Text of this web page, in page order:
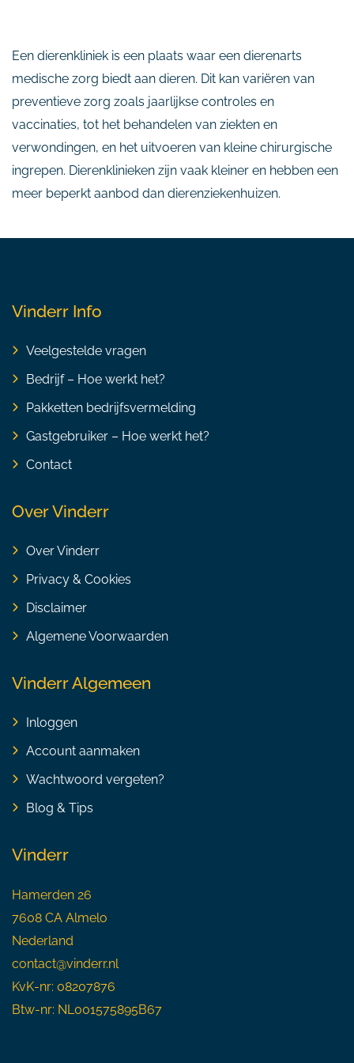
Een dierenkliniek is een plaats waar een dierenarts
medische zorg biedt aan dieren. Dit kan variëren van
preventieve zorg zoals jaarlijkse controles en
vaccinaties, tot het behandelen van ziekten en
verwondingen, en het uitvoeren van kleine chirurgische
ingrepen. Dierenklinieken zijn vaak kleiner en hebben een
meer beperkt aanbod dan dierenziekenhuizen.
Vinderr Info
Veelgestelde vragen
Bedrijf – Hoe werkt het?
Pakketten bedrijfsvermelding
Gastgebruiker – Hoe werkt het?
Contact
Over Vinderr
Over Vinderr
Privacy & Cookies
Disclaimer
Algemene Voorwaarden
Vinderr Algemeen
Inloggen
Account aanmaken
Wachtwoord vergeten?
Blog & Tips
Vinderr
Hamerden 26
7608 CA Almelo
Nederland
contact@vinderr.nl
KvK-nr: 08207876
Btw-nr: NL001575895B67